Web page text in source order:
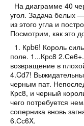
На диаграмме 40
угол. Задача белых —
из этого угла и
Посмотрим, как это
1. Крb6! Король
поле. 1...Крс8 2.Се6+.
возвращение в
4.Cd7!
черным пат.
Крс8, и черный
чего потребуется
соперника вновь
6.Сс6X.